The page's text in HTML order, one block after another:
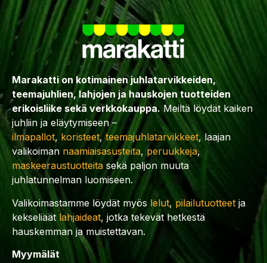
Marakatti on kotimainen juhlatarvikkeiden,
teemajuhlien, lahjojen ja hauskojen tuotteiden
erikoisliike sekä verkkokauppa. Meiltä löydät kaiken
juhliin ja eläytymiseen –
ilmapallot, koristeet,teemajuhlatarvikkeet, laajan
valikoiman naamiaisasusteita, peruukkeja,
maskeeraustuotteita sekä paljon muuta
juhlatunnelman luomiseen.
Valikoimastamme löydät myös lelut,pilailutuotteet ja
kekseliäät lahjaideat, jotka tekevät hetkestä
hauskemman ja muistettavan.
Myymälät